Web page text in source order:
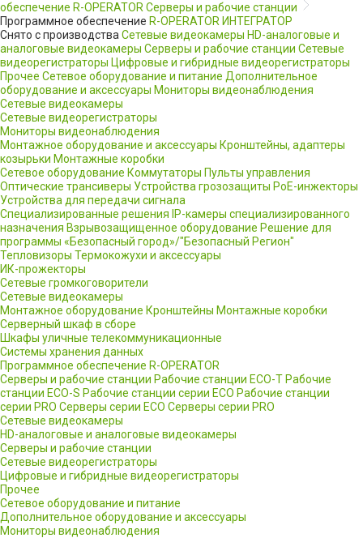
обеспечение R-OPERATOR Серверы и рабочие станции
Программное обеспечение R-OPERATOR ИНТЕГРАТОР
Снято с производства Сетевые видеокамеры HD-аналоговые и
аналоговые видеокамеры Серверы и рабочие станции Сетевые
видеорегистраторы Цифровые и гибридные видеорегистраторы
Прочее Сетевое оборудование и питание Дополнительное
оборудование и аксессуары Мониторы видеонаблюдения
Сетевые видеокамеры
Сетевые видеорегистраторы
Мониторы видеонаблюдения
Монтажное оборудование и аксессуары Кронштейны, адаптеры
козырьки Монтажные коробки
Сетевое оборудование Коммутаторы Пульты управления
Оптические трансиверы Устройства грозозащиты PoE-инжекторы
Устройства для передачи сигнала
Специализированные решения IP-камеры специализированного
назначения Взрывозащищенное оборудование Решение для
программы «Безопасный город»/"Безопасный Регион"
Тепловизоры Термокожухи и аксессуары
ИК-прожекторы
Сетевые громкоговорители
Сетевые видеокамеры
Монтажное оборудование Кронштейны Монтажные коробки
Серверный шкаф в сборе
Шкафы уличные телекоммуникационные
Системы хранения данных
Программное обеспечение R-OPERATOR
Серверы и рабочие станции Рабочие станции ECO-T Рабочие
станции ECO-S Рабочие станции серии ECO Рабочие станции
серии PRO Серверы серии ECO Серверы серии PRO
Сетевые видеокамеры
HD-аналоговые и аналоговые видеокамеры
Серверы и рабочие станции
Сетевые видеорегистраторы
Цифровые и гибридные видеорегистраторы
Прочее
Сетевое оборудование и питание
Дополнительное оборудование и аксессуары
Мониторы видеонаблюдения